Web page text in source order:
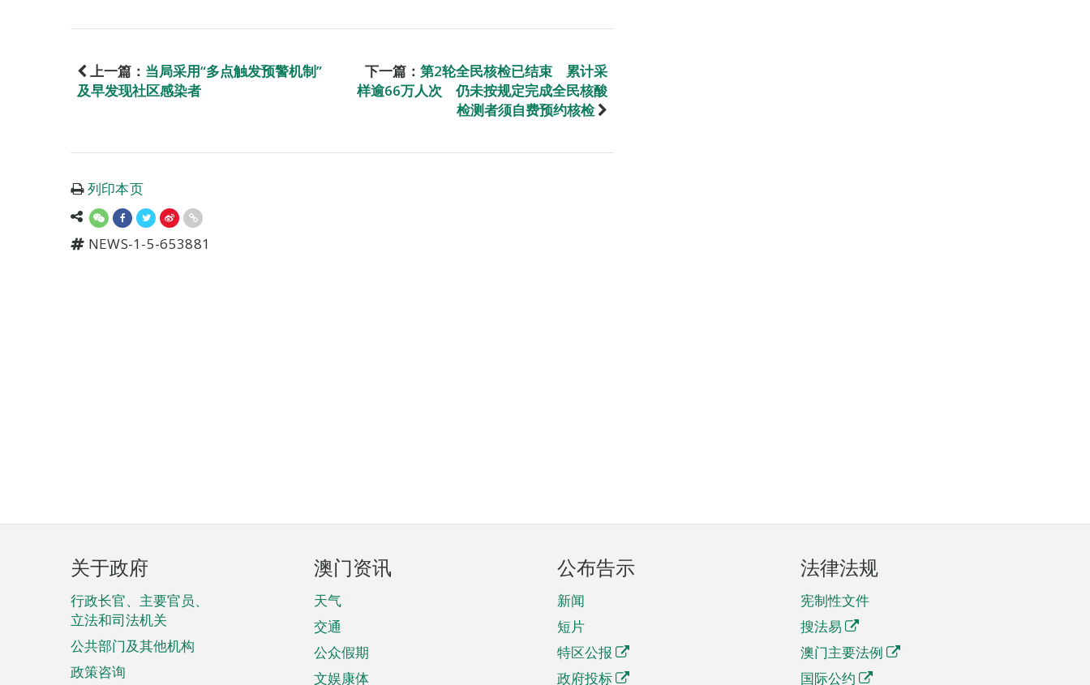
上一篇： 当局采用“多点触发预警机制”
及早发现社区感染者
下一篇： 第2轮全民核检已结束 累计采
样逾66万人次 仍未按规定完成全民核酸
检测者须自费预约核检
列印本页
NEWS-1-5-653881
页
脚
菜
单
关于政府
行政长官、主要官员、
立法和司法机关
公共部门及其他机构
政策咨询
澳门资讯
天气
交通
公众假期
文娱康体
公布告示
新闻
短片
特区公报
政府投标
法律法规
宪制性文件
搜法易
澳门主要法例
国际公约